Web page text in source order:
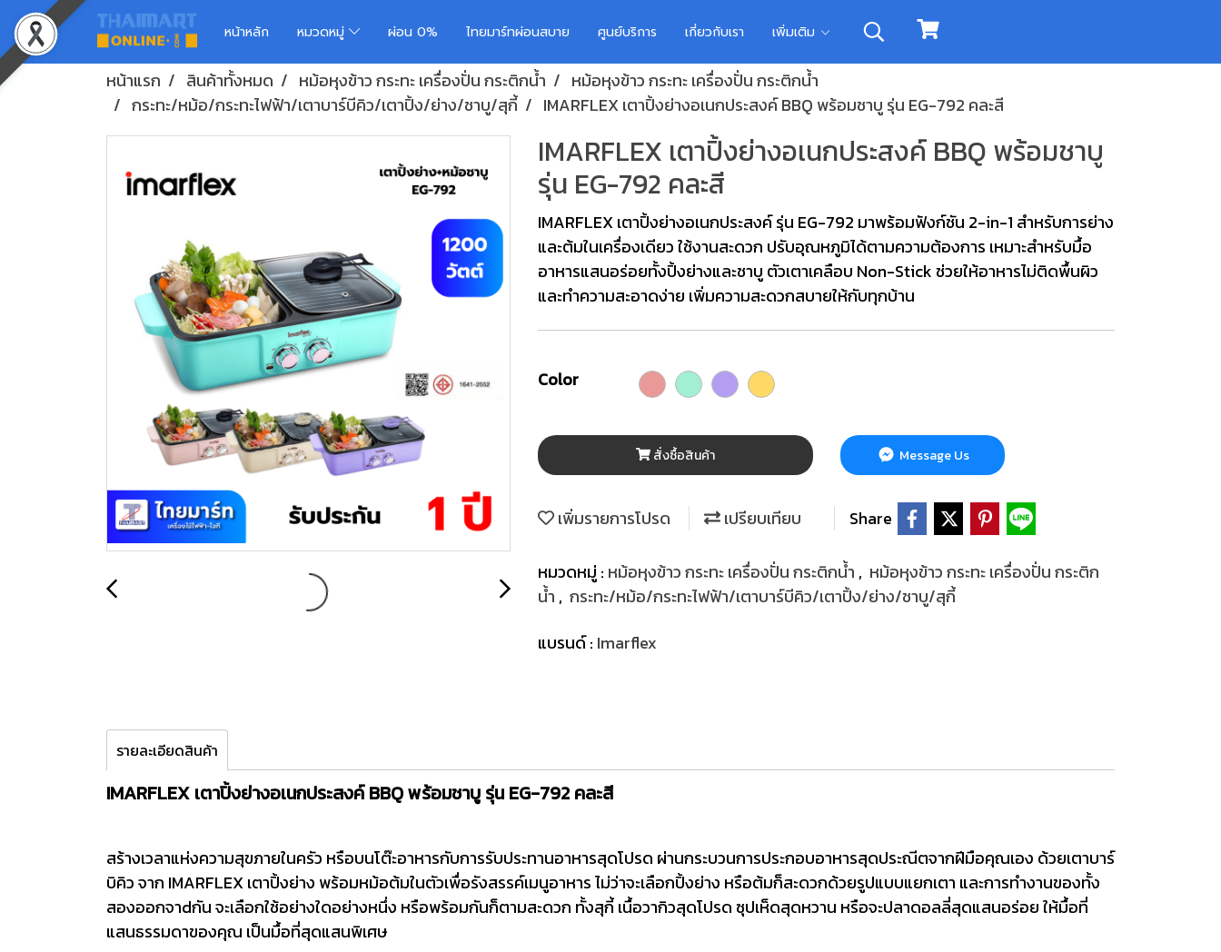
หน้าหลัก หมวดหมู่ ผ่อน 0% ไทยมาร์ทผ่อนสบาย ศูนย์บริการ เกี่ยวกับเรา เพิ่มเติม
หน้าแรก สินค้าทั้งหมด หม้อหุงข้าว กระทะ เครื่องปั่น กระติกน้ำ
หม้อหุงข้าว กระทะ เครื่องปั่น กระติกน้ำ
กระทะ/หม้อ/กระทะไฟฟ้า/เตาบาร์บีคิว/เตาปิ้ง/ย่าง/ชาบู/สุกี้
IMARFLEX เตาปิ้งย่างอเนกประสงค์ BBQ พร้อมชาบู รุ่น EG-792 คละสี
IMARFLEX เตาปิ้งย่างอเนกประสงค์ BBQ พร้อมชาบู
รุ่น EG-792 คละสี
IMARFLEX เตาปิ้งย่างอเนกประสงค์ รุ่น EG-792 มาพร้อมฟังก์ชัน 2-in-1 สำหรับการย่าง
และต้มในเครื่องเดียว ใช้งานสะดวก ปรับอุณหภูมิได้ตามความต้องการ เหมาะสำหรับมื้อ
อาหารแสนอร่อยทั้งปิ้งย่างและชาบู ตัวเตาเคลือบ Non-Stick ช่วยให้อาหารไม่ติดพื้นผิว
และทำความสะอาดง่าย เพิ่มความสะดวกสบายให้กับทุกบ้าน
Color
สั่งซื้อสินค้า Message Us
เพิ่มรายการโปรด เปรียบเทียบ Share
หมวดหมู่ : หม้อหุงข้าว กระทะ เครื่องปั่น กระติกน้ำ , หม้อหุงข้าว กระทะ เครื่องปั่น กระติก
น้ำ , กระทะ/หม้อ/กระทะไฟฟ้า/เตาบาร์บีคิว/เตาปิ้ง/ย่าง/ชาบู/สุกี้
แบรนด์ : Imarflex
รายละเอียดสินค้า
IMARFLEX เตาปิ้งย่างอเนกประสงค์ BBQ พร้อมชาบู รุ่น EG-792 คละสี
สร้างเวลาแห่งความสุขภายในครัว หรือบนโต๊ะอาหารกับการรับประทานอาหารสุดโปรด ผ่านกระบวนการประกอบอาหารสุดประณีตจากฝีมือคุณเอง ด้วยเตาบาร์
บิคิว จาก IMARFLEX เตาปิ้งย่าง พร้อมหม้อต้มในตัวเพื่อรังสรรค์เมนูอาหาร ไม่ว่าจะเลือกปิ้งย่าง หรือต้มก็สะดวกด้วยรูปแบบแยกเตา และการทำงานของทั้ง
สองออกจาdกัน จะเลือกใช้อย่างใดอย่างหนึ่ง หรือพร้อมกันก็ตามสะดวก ทั้งสุกี้ เนื้อวากิวสุดโปรด ซุปเห็ดสุดหวาน หรือจะปลาดอลลี่สุดแสนอร่อย ให้มื้อที่
แสนธรรมดาของคุณ เป็นมื้อที่สุดแสนพิเศษ